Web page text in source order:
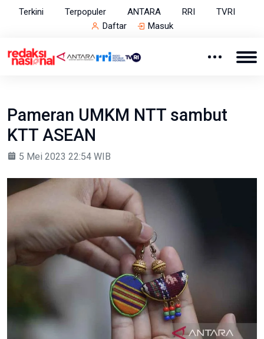
Terkini Terpopuler ANTARA RRI
TVRI
Daftar
Masuk
Pameran UMKM NTT sambut
KTT ASEAN
5 Mei 2023 22:54 WIB